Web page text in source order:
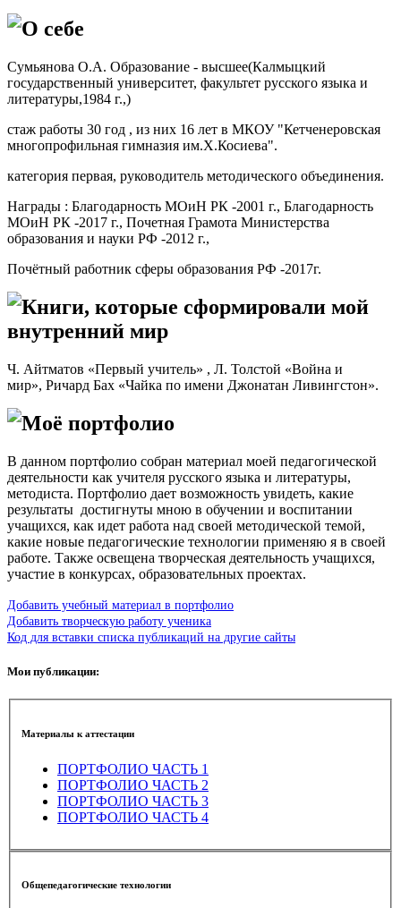
О себе
Сумьянова О.А. Образование - высшее(Калмыцкий
государственный университет, факультет русского языка и
литературы,1984 г.,)
стаж работы 30 год , из них 16 лет в МКОУ "Кетченеровская
многопрофильная гимназия им.Х.Косиева".
категория первая, руководитель методического объединения.
Награды : Благодарность МОиН РК -2001 г., Благодарность
МОиН РК -2017 г., Почетная Грамота Министерства
образования и науки РФ -2012 г.,
Почётный работник сферы образования РФ -2017г.
Книги, которые сформировали мой
внутренний мир
Ч. Айтматов «Первый учитель» , Л. Толстой «Война и
мир», Ричард Бах «Чайка по имени Джонатан Ливингстон».
Моё портфолио
В данном портфолио собран материал моей педагогической
деятельности как учителя русского языка и литературы,
методиста. Портфолио дает возможность увидеть, какие
результаты достигнуты мною в обучении и воспитании
учащихся, как идет работа над своей методической темой,
какие новые педагогические технологии применяю я в своей
работе. Также освещена творческая деятельность учащихся,
участие в конкурсах, образовательных проектах.
Добавить учебный материал в портфолио
Добавить творческую работу ученика
Код для вставки списка публикаций на другие сайты
Мои публикации:
Материалы к аттестации
ПОРТФОЛИО ЧАСТЬ 1
ПОРТФОЛИО ЧАСТЬ 2
ПОРТФОЛИО ЧАСТЬ 3
ПОРТФОЛИО ЧАСТЬ 4
Общепедагогические технологии